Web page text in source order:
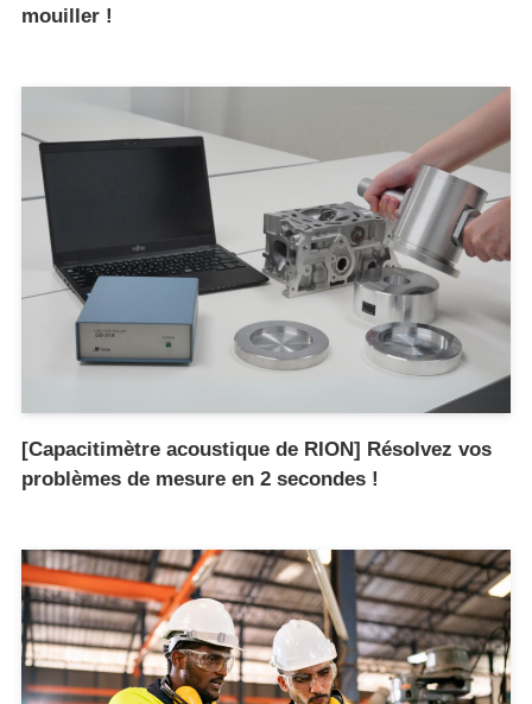
mouiller !
[Capacitimètre acoustique de RION] Résolvez vos
problèmes de mesure en 2 secondes !